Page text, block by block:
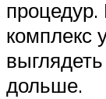
комплекс
дольше.